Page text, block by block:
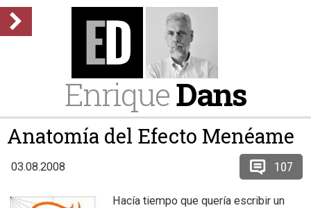
EnriqueDans
Anatomía del Efecto Menéame
03.08.2008 107
Hacía tiempo que quería escribir un